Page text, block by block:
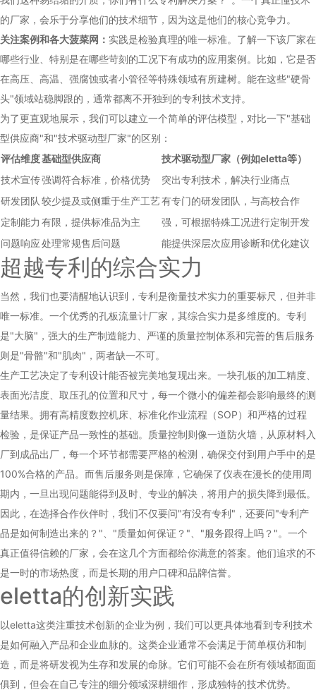
的厂家，会乐于分享他们的技术细节，因为这是他们的核心竞争力。
关注案例和各大菠菜网： 实践是检验真理的唯一标准。了解一下该厂家在
哪些行业、特别是在哪些苛刻的工况下有成功的应用案例。比如，它是否
在高压、高温、强腐蚀或者小管径等特殊领域有所建树。能在这些"硬骨
头"领域站稳脚跟的，通常都离不开独到的专利技术支持。
为了更直观地展示，我们可以建立一个简单的评估模型，对比一下"基础
型供应商"和"技术驱动型厂家"的区别：
评估维度基础型供应商
技术驱动型厂家（例如eletta等）
技术宣传强调符合标准，价格优势
突出专利技术，解决行业痛点
研发团队较少提及或侧重于生产工艺有专门的研发团队，与高校合作
定制能力 有限，提供标准品为主
强，可根据特殊工况进行定制开发
问题响应处理常规售后问题 能提供深层次应用诊断和优化建议
超越专利的综合实力
当然，我们也要清醒地认识到，专利是衡量技术实力的重要标尺，但并非
唯一标准。一个优秀的孔板流量计厂家 ，其综合实力是多维度的。专利
是"大脑"，强大的生产制造能力、严谨的质量控制体系和完善的售后服务
则是"骨骼"和"肌肉"，两者缺一不可。
生产工艺决定了专利设计能否被完美地复现出来。一块孔板的加工精度、
表面光洁度、取压孔的位置和尺寸，每一个微小的偏差都会影响最终的测
量结果。拥有高精度数控机床、标准化作业流程（SOP）和严格的过程
检验，是保证产品一致性的基础。质量控制则像一道防火墙，从原材料入
厂到成品出厂，每一个环节都需要严格的检测，确保交付到用户手中的是
100%合格的产品。而售后服务则是保障，它确保了仪表在漫长的使用周
期内，一旦出现问题能得到及时、专业的解决，将用户的损失降到最低。
因此，在选择合作伙伴时，我们不仅要问"有没有专利"，还要问"专利产
品是如何制造出来的？"、"质量如何保证？"、"服务跟得上吗？"。一个
真正值得信赖的厂家，会在这几个方面都给你满意的答案。他们追求的不
是一时的市场热度，而是长期的用户口碑和品牌信誉。
eletta的创新实践
以eletta这类注重技术创新的企业为例，我们可以更具体地看到专利技术
是如何融入产品和企业血脉的。这类企业通常不会满足于简单模仿和制
造，而是将研发视为生存和发展的命脉。它们可能不会在所有领域都面面
俱到，但会在自己专注的细分领域深耕细作，形成独特的技术优势。